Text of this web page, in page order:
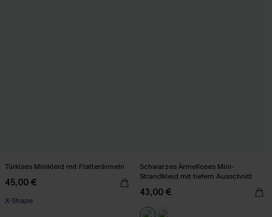
Türkises Minikleid mit Flatterärmeln
45,00 €
X-Shape
Schwarzes Ärmelloses Mini-
Strandkleid mit tiefem Ausschnitt
43,00 €